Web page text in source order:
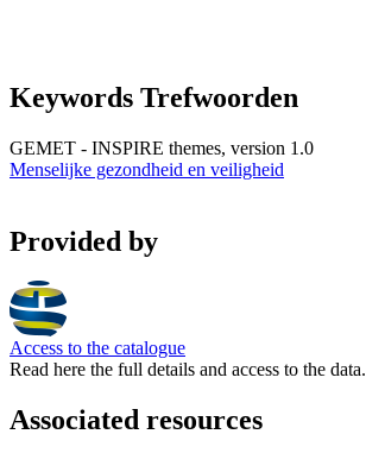
Keywords Trefwoorden
GEMET - INSPIRE themes, version 1.0
Menselijke gezondheid en veiligheid
Provided by
Access to the catalogue
Read here the full details and access to the data.
Associated resources